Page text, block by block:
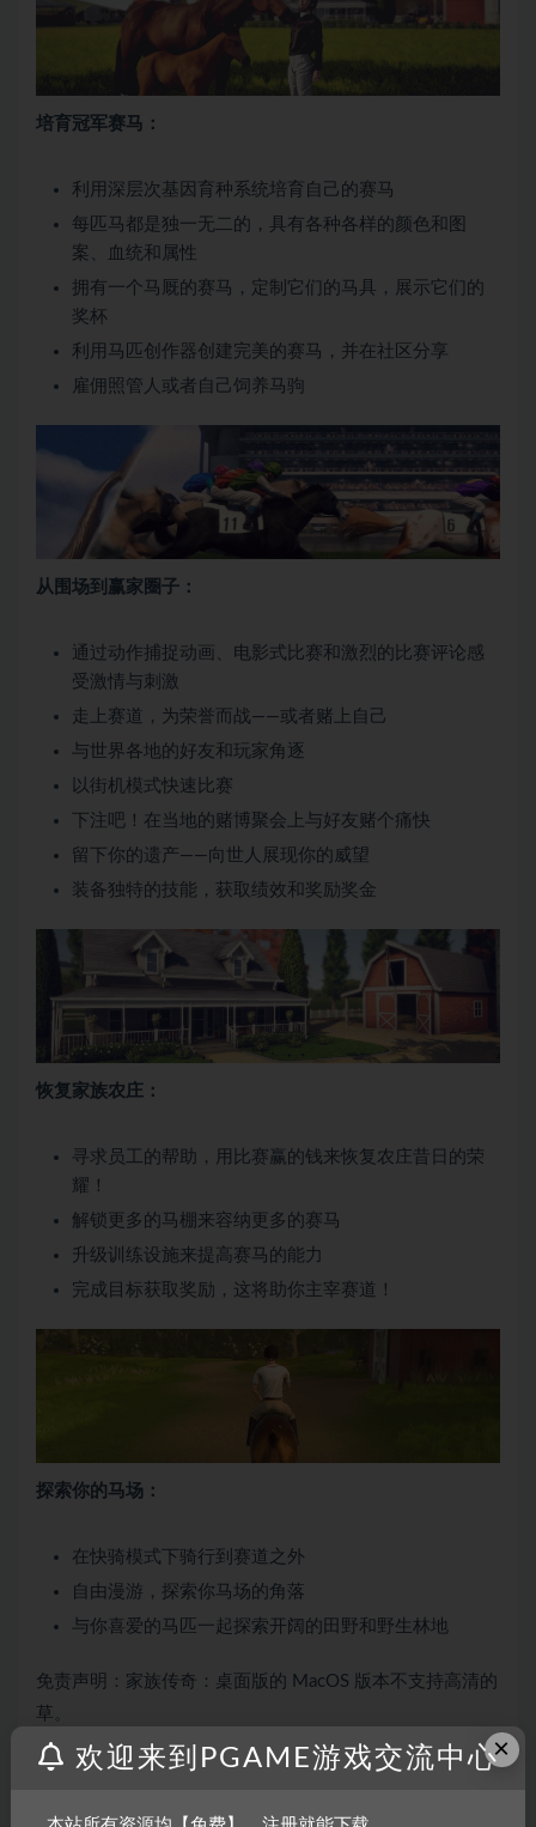
培育冠军赛马：
利用深层次基因育种系统培育自己的赛马
每匹马都是独一无二的，具有各种各样的颜色和图
案、血统和属性
拥有一个马厩的赛马，定制它们的马具，展示它们的
奖杯
利用马匹创作器创建完美的赛马，并在社区分享
雇佣照管人或者自己饲养马驹
从围场到赢家圈子：
通过动作捕捉动画、电影式比赛和激烈的比赛评论感
受激情与刺激
走上赛道，为荣誉而战——或者赌上自己
与世界各地的好友和玩家角逐
以街机模式快速比赛
下注吧！在当地的赌博聚会上与好友赌个痛快
留下你的遗产——向世人展现你的威望
装备独特的技能，获取绩效和奖励奖金
恢复家族农庄：
寻求员工的帮助，用比赛赢的钱来恢复农庄昔日的荣
耀！
解锁更多的马棚来容纳更多的赛马
升级训练设施来提高赛马的能力
完成目标获取奖励，这将助你主宰赛道！
探索你的马场：
在快骑模式下骑行到赛道之外
自由漫游，探索你马场的角落
与你喜爱的马匹一起探索开阔的田野和野生林地
免责声明：家族传奇：桌面版的 MacOS 版本不支持高清的
草。
系统需求
×
欢迎来到PGAME游戏交流中心